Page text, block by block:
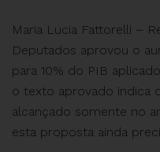
Maria Lucia Fattorelli –
Deputados aprovou o
para 10% do PIB
o texto aprovado indica
alcançado somente no
esta proposta ainda